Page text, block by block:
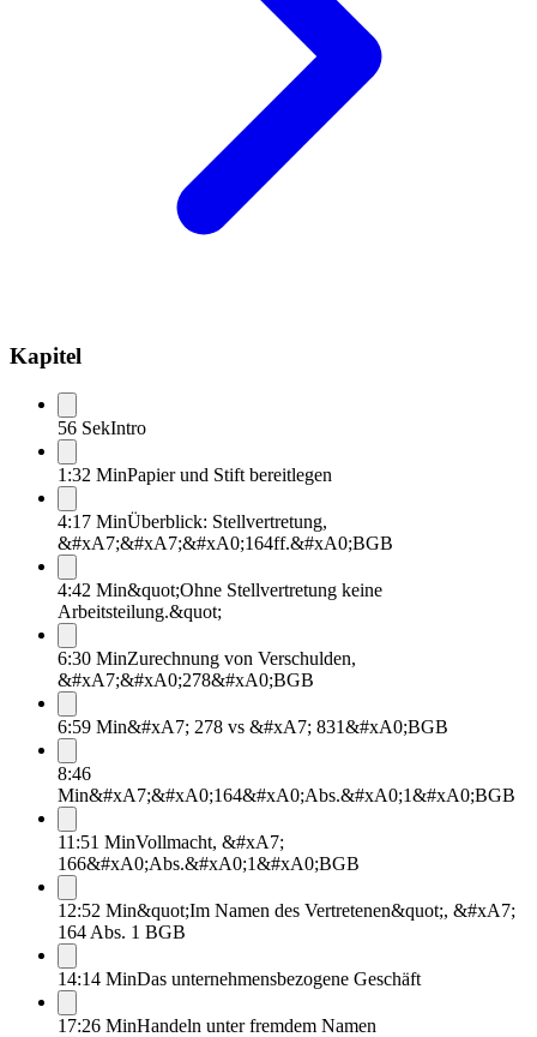
Kapitel
56 SekIntro
1:32 MinPapier und Stift bereitlegen
4:17 MinÜberblick: Stellvertretung,
&#xA7;&#xA7;&#xA0;164ff.&#xA0;BGB
4:42 Min&quot;Ohne Stellvertretung keine
Arbeitsteilung.&quot;
6:30 MinZurechnung von Verschulden,
&#xA7;&#xA0;278&#xA0;BGB
6:59 Min&#xA7; 278 vs &#xA7; 831&#xA0;BGB
8:46
Min&#xA7;&#xA0;164&#xA0;Abs.&#xA0;1&#xA0;BGB
11:51 MinVollmacht, &#xA7;
166&#xA0;Abs.&#xA0;1&#xA0;BGB
12:52 Min&quot;Im Namen des Vertretenen&quot;, &#xA7;
164 Abs. 1 BGB
14:14 MinDas unternehmensbezogene Geschäft
17:26 MinHandeln unter fremdem Namen